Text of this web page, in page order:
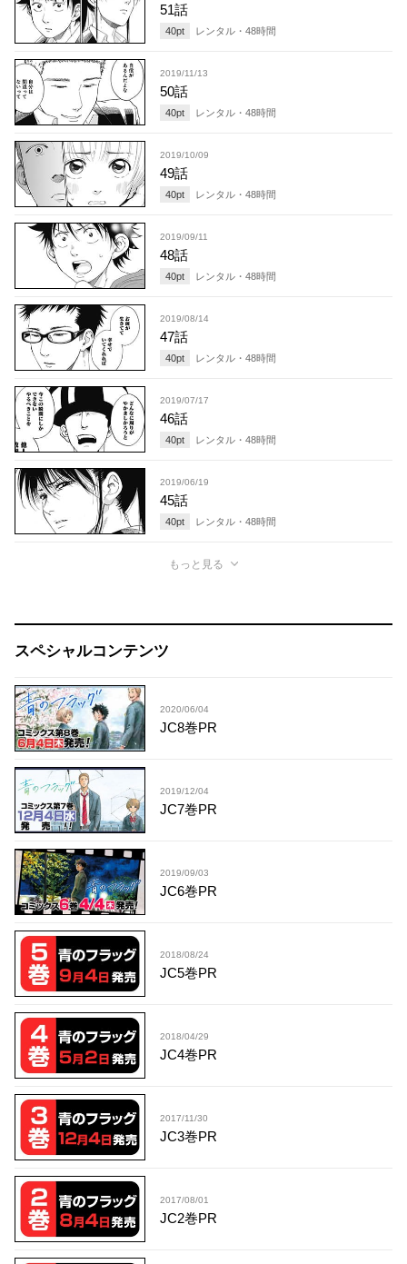
51話
40pt レンタル・ 48時間
2019/11/13
50話
40pt レンタル・ 48時間
2019/10/09
49話
40pt レンタル・ 48時間
2019/09/11
48話
40pt レンタル・ 48時間
2019/08/14
47話
40pt レンタル・ 48時間
2019/07/17
46話
40pt レンタル・ 48時間
2019/06/19
45話
40pt レンタル・ 48時間
もっと見る
スペシャルコンテンツ
2020/06/04
JC8巻PR
2019/12/04
JC7巻PR
2019/09/03
JC6巻PR
2018/08/24
JC5巻PR
2018/04/29
JC4巻PR
2017/11/30
JC3巻PR
2017/08/01
JC2巻PR